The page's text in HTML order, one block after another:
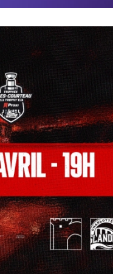
COMMUNAUTÉ
LINKEDIN
TIKTOK